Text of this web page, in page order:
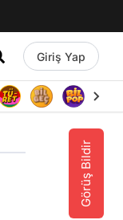
Giriş Yap
Görüş Bildir